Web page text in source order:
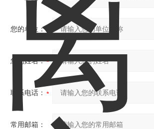
您的单位：
您的姓名：
联系电话：
常用邮箱：